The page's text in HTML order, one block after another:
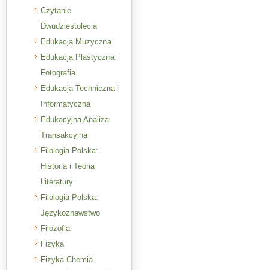
Czytanie
Dwudziestolecia
Edukacja Muzyczna
Edukacja Plastyczna:
Fotografia
Edukacja Techniczna i
Informatyczna
Edukacyjna Analiza
Transakcyjna
Filologia Polska:
Historia i Teoria
Literatury
Filologia Polska:
Językoznawstwo
Filozofia
Fizyka
Fizyka.Chemia